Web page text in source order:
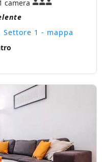
camera
Settore 1 - mappa